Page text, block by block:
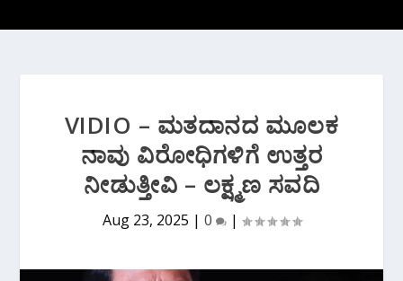
VIDIO – ಮತದಾನದ ಮೂಲಕ
ನಾವು ವಿರೋಧಿಗಳಿಗೆ ಉತ್ತರ
ನೀಡುತ್ತೀವಿ – ಲಕ್ಷ್ಮಣ ಸವದಿ
Aug 23, 2025 | 0 |